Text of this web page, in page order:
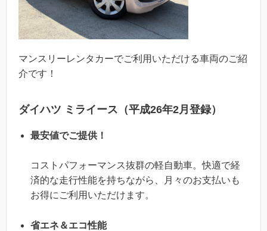
マンスリーレンタカーでご利用いただける車両のご紹
介です！
ダイハツ ミライース（平成26年2月登録）
最安値でご提供！
コストパフォーマンス抜群の軽自動車。快適で経
済的な走行性能を持ちながら、月々のお支払いも
お得にご利用いただけます。
省エネ＆エコ性能